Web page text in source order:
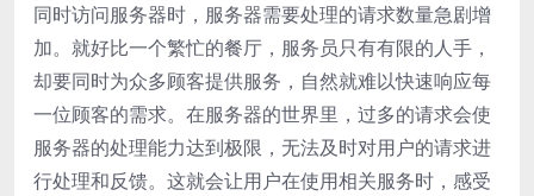
同时访问服务器时，服务器需要处理的请求数量急剧增
加。就好比一个繁忙的餐厅，服务员只有有限的人手，
却要同时为众多顾客提供服务，自然就难以快速响应每
一位顾客的需求。在服务器的世界里，过多的请求会使
服务器的处理能力达到极限，无法及时对用户的请求进
行处理和反馈。这就会让用户在使用相关服务时，感受